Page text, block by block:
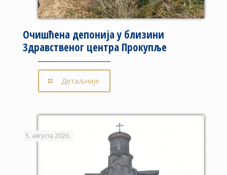
Очишћена депонија у близини
Здравственог центра Прокупље
Детаљније
5. августа 2026.